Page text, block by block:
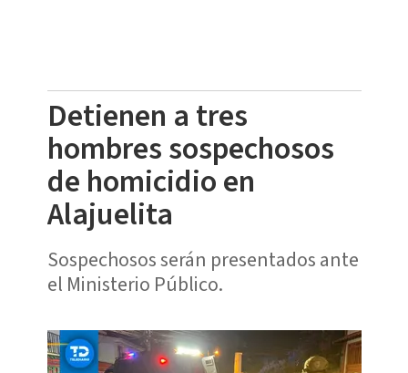
Detienen a tres
hombres sospechosos
de homicidio en
Alajuelita
Sospechosos serán presentados ante
el Ministerio Público.